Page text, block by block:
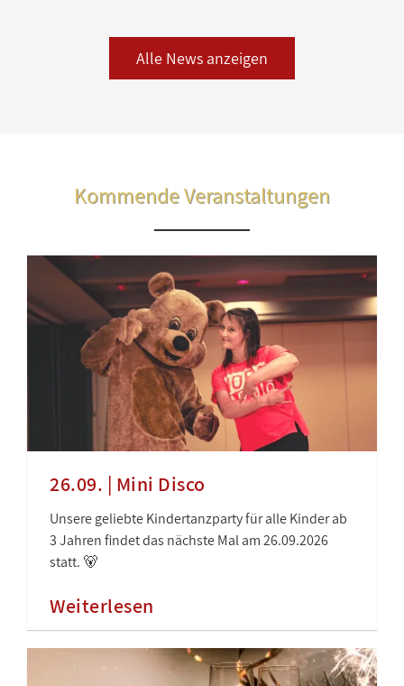
Alle News anzeigen
Kommende Veranstaltungen
26.09. | Mini Disco
Unsere geliebte Kindertanzparty für alle Kinder ab
3 Jahren findet das nächste Mal am 26.09.2026
statt. 🐻
Weiterlesen